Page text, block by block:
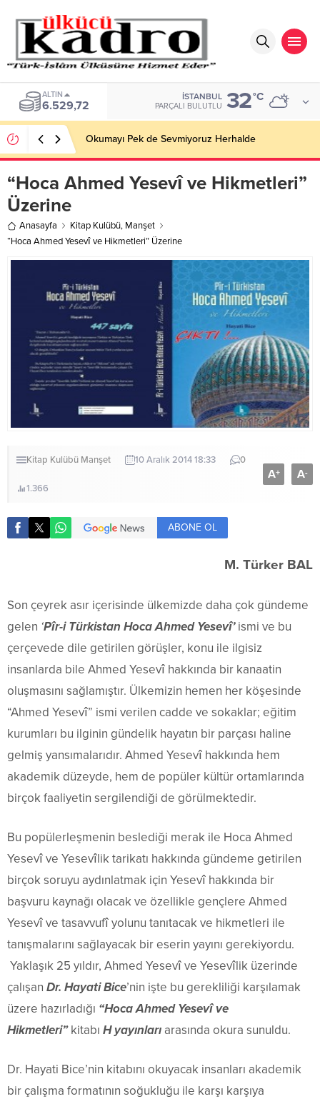
BIST
13.703,13
İSTANBUL
PARÇALI BULUTLU 32°C
Okumayı Pek de Sevmiyoruz Herhalde
“Hoca Ahmed Yesevî ve Hikmetleri”
Üzerine
Anasayfa Kitap Kulübü, Manşet
“Hoca Ahmed Yesevî ve Hikmetleri” Üzerine
Kitap Kulübü Manşet 10 Aralık 2014 18:33 0
1.366
A+ A-
ABONE OL
M. Türker BAL
Son çeyrek asır içerisinde ülkemizde daha çok gündeme
gelen ‘Pîr-i Türkistan Hoca Ahmed Yesevî’ ismi ve bu
çerçevede dile getirilen görüşler, konu ile ilgisiz
insanlarda bile Ahmed Yesevî hakkında bir kanaatin
oluşmasını sağlamıştır. Ülkemizin hemen her köşesinde
“Ahmed Yesevî” ismi verilen cadde ve sokaklar; eğitim
kurumları bu ilginin gündelik hayatın bir parçası haline
gelmiş yansımalarıdır. Ahmed Yesevî hakkında hem
akademik düzeyde, hem de popüler kültür ortamlarında
birçok faaliyetin sergilendiği de görülmektedir.
Bu popülerleşmenin beslediği merak ile Hoca Ahmed
Yesevî ve Yesevîlik tarikatı hakkında gündeme getirilen
birçok soruyu aydınlatmak için Yesevî hakkında bir
başvuru kaynağı olacak ve özellikle gençlere Ahmed
Yesevî ve tasavvufî yolunu tanıtacak ve hikmetleri ile
tanışmalarını sağlayacak bir eserin yayını gerekiyordu.
Yaklaşık 25 yıldır, Ahmed Yesevî ve Yesevîlik üzerinde
çalışan Dr. Hayati Bice’nin işte bu gerekliliği karşılamak
üzere hazırladığı “Hoca Ahmed Yesevî ve
Hikmetleri”kitabı H yayınları arasında okura sunuldu.
Dr. Hayati Bice’nin kitabını okuyacak insanları akademik
bir çalışma formatının soğukluğu ile karşı karşıya